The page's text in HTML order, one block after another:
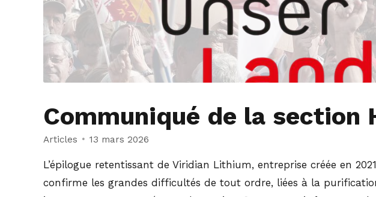
Communiqué de la section
Articles 13 mars 2026
L’épilogue retentissant de Viridian Lithium, entreprise créée en
confirme les grandes difficultés de tout ordre, liées à la